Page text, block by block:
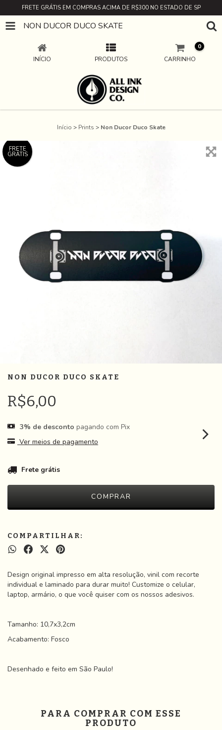
FRETE GRÁTIS EM COMPRAS ACIMA DE R$300 NO ESTADO DE SP
NON DUCOR DUCO SKATE
INÍCIO PRODUTOS CARRINHO
0
Início > Prints > Non Ducor Duco Skate
FRETE
GRÁTIS
NON DUCOR DUCO SKATE
R$6,00
3% de desconto pagando com Pix
Ver meios de pagamento
Frete grátis
COMPARTILHAR:
Design original impresso em alta resolução, vinil com recorte
individual e laminado para durar muito! Customize o celular,
laptop, armário, o que você quiser com os nossos adesivos.
Tamanho: 10,7x3,2cm
Acabamento: Fosco
Desenhado e feito em São Paulo!
PARA COMPRAR COM ESSE
PRODUTO